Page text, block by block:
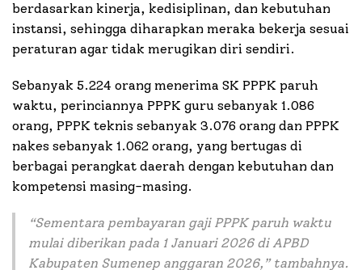
berdasarkan kinerja, kedisiplinan, dan kebutuhan
instansi, sehingga diharapkan meraka bekerja sesuai
peraturan agar tidak merugikan diri sendiri.
Sebanyak 5.224 orang menerima SK PPPK paruh
waktu, perinciannya PPPK guru sebanyak 1.086
orang, PPPK teknis sebanyak 3.076 orang dan PPPK
nakes sebanyak 1.062 orang, yang bertugas di
berbagai perangkat daerah dengan kebutuhan dan
kompetensi masing-masing.
“Sementara pembayaran gaji PPPK paruh waktu
mulai diberikan pada 1 Januari 2026 di APBD
Kabupaten Sumenep anggaran 2026,”tambahnya.